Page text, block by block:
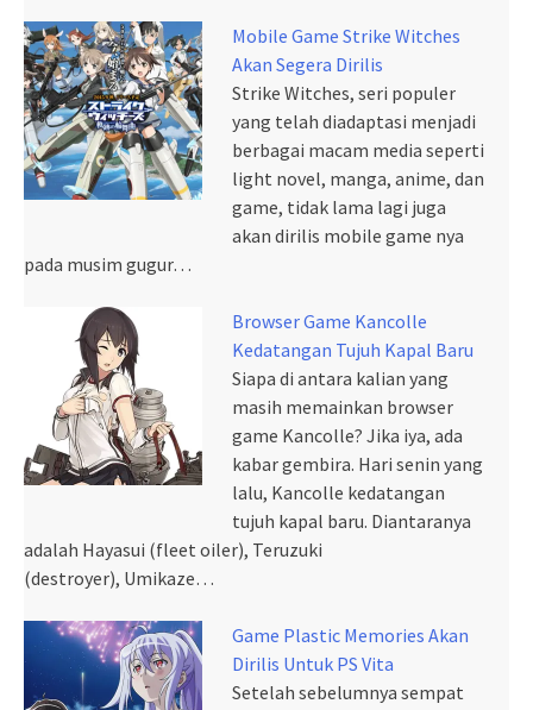
Mobile Game Strike Witches
Akan Segera Dirilis
Strike Witches, seri populer
yang telah diadaptasi menjadi
berbagai macam media seperti
light novel, manga, anime, dan
game, tidak lama lagi juga
akan dirilis mobile game nya
pada musim gugur…
Browser Game Kancolle
Kedatangan Tujuh Kapal Baru
Siapa di antara kalian yang
masih memainkan browser
game Kancolle? Jika iya, ada
kabar gembira. Hari senin yang
lalu, Kancolle kedatangan
tujuh kapal baru. Diantaranya
adalah Hayasui (fleet oiler), Teruzuki
(destroyer), Umikaze…
Game Plastic Memories Akan
Dirilis Untuk PS Vita
Setelah sebelumnya sempat